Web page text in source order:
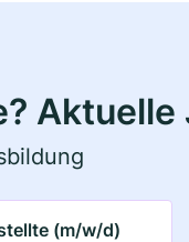
Aktuelle
(m/w/d)